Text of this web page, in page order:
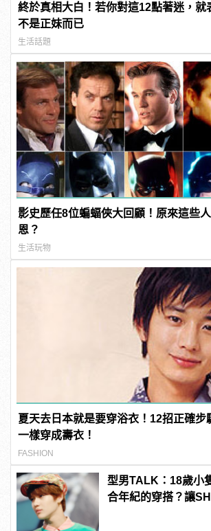
終於真相大白！若你對這12點著迷，就
不是正妹而已
生活話題
影史歷任8位蝙蝠俠大回顧！原來這些
恩？
生活玩物
夏天去日本就是要穿浴衣！12招正確步
一樣穿成壽衣！
FASHION
型男TALK：18歲小
合年紀的穿搭？讓